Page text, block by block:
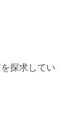
探求してい